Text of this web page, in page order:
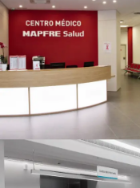
RETAIL SANITARIO
FARMACIA DEL
CAMPO
SANITARIO